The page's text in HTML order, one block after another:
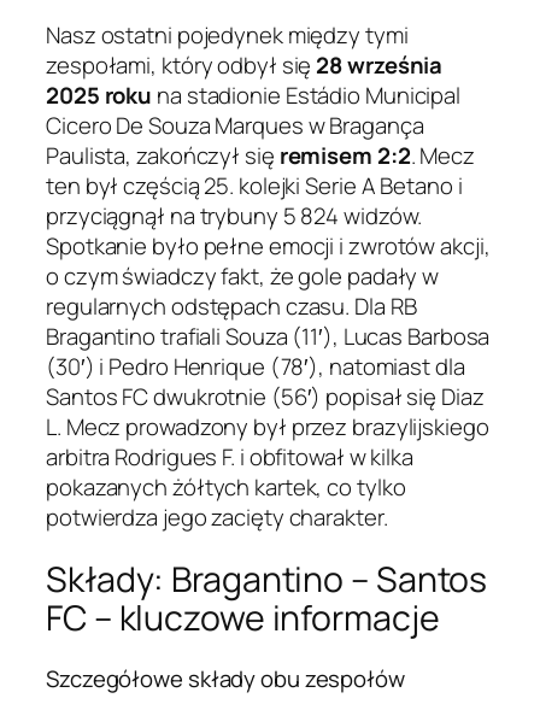
Nasz ostatni pojedynek między tymi
zespołami, który odbył się 28 września
2025 roku na stadionie Estádio Municipal
Cicero De Souza Marques w Bragança
Paulista, zakończył się remisem 2:2. Mecz
ten był częścią 25. kolejki Serie A Betano i
przyciągnął na trybuny 5 824 widzów.
Spotkanie było pełne emocji i zwrotów akcji,
o czym świadczy fakt, że gole padały w
regularnych odstępach czasu. Dla RB
Bragantino trafiali Souza (11′), Lucas Barbosa
(30′) i Pedro Henrique (78′), natomiast dla
Santos FC dwukrotnie (56′) popisał się Diaz
L. Mecz prowadzony był przez brazylijskiego
arbitra Rodrigues F. i obfitował w kilka
pokazanych żółtych kartek, co tylko
potwierdza jego zacięty charakter.
Składy: Bragantino – Santos
FC – kluczowe informacje
Szczegółowe składy obu zespołów